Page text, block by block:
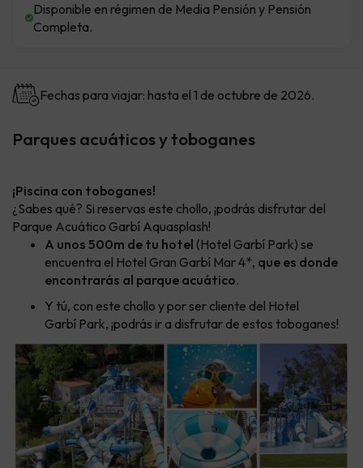
Disponible en régimen de Media Pensión y Pensión
Completa.
Fechas para viajar: hasta el 1 de octubre de 2026.
Parques acuáticos y toboganes
¡Piscina con toboganes!
¿Sabes qué? Si reservas este chollo, ¡podrás disfrutar del
Parque Acuático Garbí Aquasplash!
A unos 500m de tu hotel (Hotel Garbí Park) se
encuentra el Hotel Gran Garbí Mar 4*, que es donde
encontrarás al parque acuático.
Y tú, con este chollo y por ser cliente del Hotel
Garbí Park, ¡podrás ir a disfrutar de estos toboganes!